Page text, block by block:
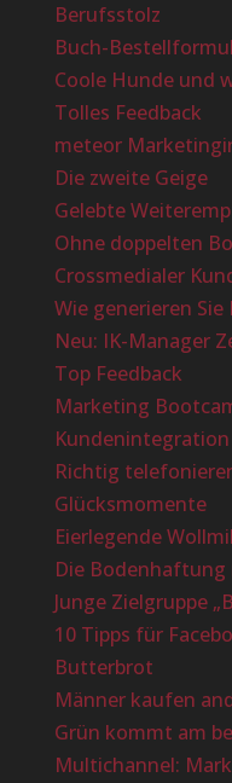
Berufsstolz
Buch-
Coole Hunde und
Tolles Feedback
meteor
Die zweite Geige
Gelebte
Ohne doppelten
Crossmedialer
Wie generieren Sie
Neu: IK-Manager
Top Feedback
Marketing
Richtig
Glücksmomente
Eierlegende
Die Bodenhaftung
Junge Zielgruppe
10 Tipps für
Butterbrot
Männer kaufen
Grün kommt am
Multichannel: